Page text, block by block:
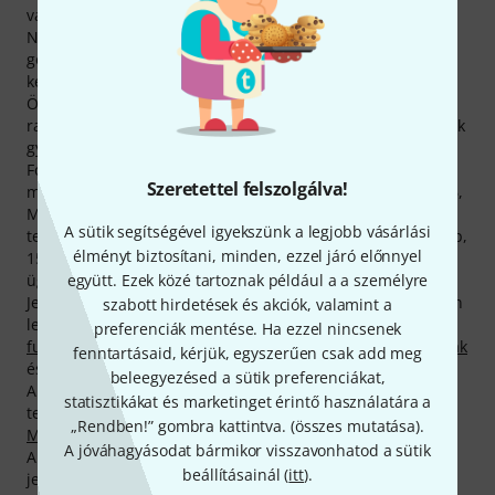
Szeretettel felszolgálva!
A sütik segítségével igyekszünk a legjobb vásárlási
élményt biztosítani, minden, ezzel járó előnnyel
együtt. Ezek közé tartoznak például a a személyre
szabott hirdetések és akciók, valamint a
preferenciák mentése. Ha ezzel nincsenek
fenntartásaid, kérjük, egyszerűen csak add meg
beleegyezésed a sütik preferenciákat,
statisztikákat és marketinget érintő használatára a
„Rendben!” gombra kattintva. (összes mutatása).
A jóváhagyásodat bármikor visszavonhatod a sütik
beállításainál (itt).
vállalat főhadiszállása Celle (D).
Németország és India területén található gyárak
gondoskodnak főként a(z) Moeck gyártotta termékek
készítéséről.
Összesen 155 Moeck-termékből 146 közvetlenül elérhető
raktárukban. Már 1993 óta, azaz 33 éve értékesítünk Moeck
gyártotta termékeket.
Fontosnak tartjuk vásárlóink legátfogóbb tájékoztatását
minden Moeck-termékről, oldalunkon ezért összesen 3586,
Moeck-termékeket bemutató médiatartalom,
tesztbeszámoló és értékelés található, köztük 1716 fénykép,
15 részletes 360 fokos fotó, 294 hangzásdemó és 1561,
ügyfeleink által írt értékelés.
Jelenleg összesen 53 Moeck-termék tartózkodik a Thomann
legkeresettebb termékei közt, az alábbi kategóriákban:
furulyák (barokk),Barokk szopránfurulyák,Basszus furulyák
és
Szopránfurulyák (barokk)
A termékcsalád fénypontja, egyik legkeresettebb
termékünk az eddig 50.000 eladott darabbal büszkélkedő
Moeck 1023 Flauto 1 Plus Soprano.
A raktáron elérhető Moeck -termékek száma 96%-kal
jelentősen a többi márka átlaga fölött szerepel.